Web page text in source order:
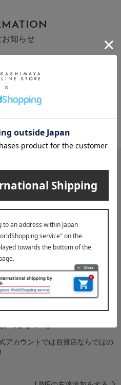
お知らせ
のお願い
ガジン
ールマガジンについて詳しく見る
アカウントでは百貨店ならではの